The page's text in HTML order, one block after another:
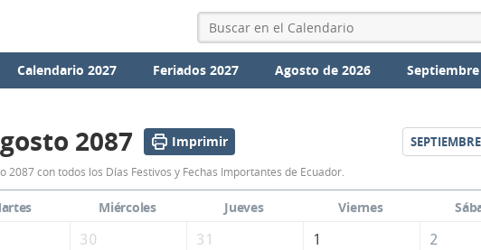
Calendario 2027 Feriados 2027 Agosto de 2026
Calendario
Agosto
2087
2087 Imprimir SEPTIEMBRE
2087 con todos los Días Festivos y Fechas Importantes de Ecuador.
Miércoles Jueves Viernes
30 31 1 2